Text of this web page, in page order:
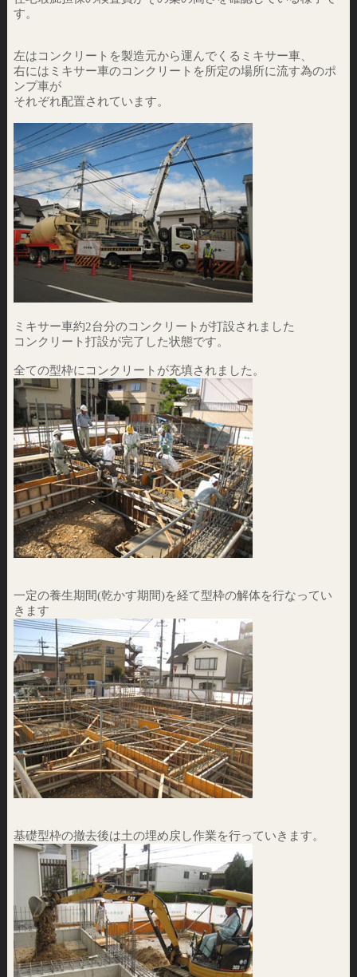
す。
左はコンクリートを製造元から運んでくるミキサー車、
右にはミキサー車のコンクリートを所定の場所に流す為のポ
ンプ車が
それぞれ配置されています。
ミキサー車約2台分のコンクリートが打設されました
コンクリート打設が完了した状態です。
全ての型枠にコンクリートが充填されました。
一定の養生期間(乾かす期間)を経て型枠の解体を行なってい
きます
基礎型枠の撤去後は土の埋め戻し作業を行っていきます。